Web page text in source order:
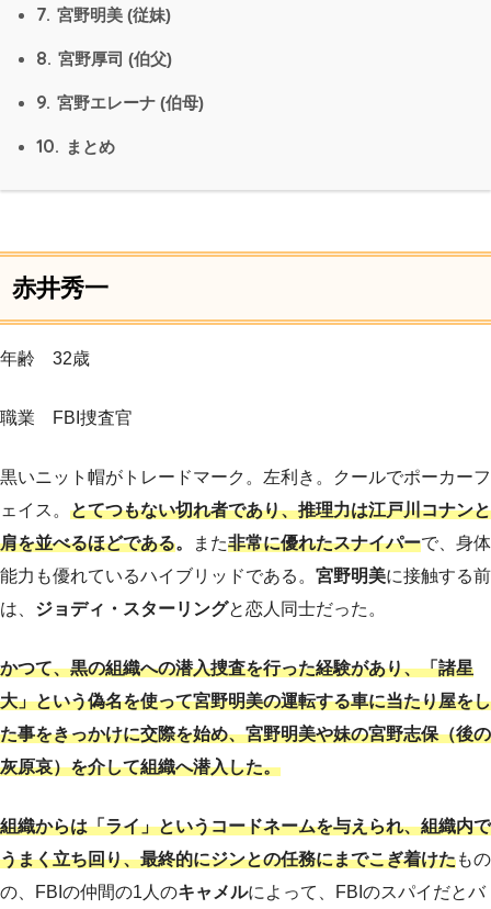
7. 宮野明美 (従妹)
8. 宮野厚司 (伯父)
9. 宮野エレーナ (伯母)
10. まとめ
赤井秀一
年齢 32歳
職業 FBI捜査官
黒いニット帽がトレードマーク。左利き。クールでポーカーフ
ェイス。 とてつもない切れ者であり、推理力は江戸川コナンと
肩を並べるほどである。 また非常に優れたスナイパーで、身体
能力も優れているハイブリッドである。 宮野明美に接触する前
は、 ジョディ・スターリングと恋人同士だった。
かつて、黒の組織への潜入捜査を行った経験があり、「諸星
大」という偽名を使って宮野明美の運転する車に当たり屋をし
た事をきっかけに交際を始め、宮野明美や妹の宮野志保（後の
灰原哀）を介して組織へ潜入した。
組織からは「ライ」というコードネームを与えられ、組織内で
うまく立ち回り、最終的にジンとの任務にまでこぎ着けたもの
の、FBIの仲間の1人のキャメルによって、FBIのスパイだとバ